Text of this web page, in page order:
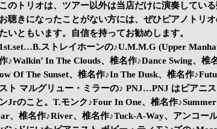
のトリオは、ツアー以外は当店だけに演奏してい
聴きになったことがない方には、ぜひピアノトリ
いともいます。自信を持ってお勧めします。
ストレイホーンの♪U.M.M.G (Upper
♪Walkin’ In The Clouds、椎名作♪Dance Swing、椎
Of The Sunset、椎名作♪In The Dusk、椎名作
ト マルグリュー・ミラーの♪ PNJ…PNJ はピアニ
Jrのこと。T.モンク♪Four In One、椎名作
、椎名作♪River、椎名作♪Tuck-A-Way、アンコー